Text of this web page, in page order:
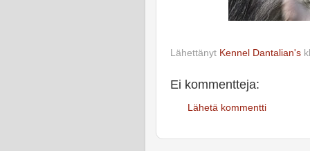
Lähettänyt Kennel Dantalian's
Ei kommentteja:
Lähetä kommentti